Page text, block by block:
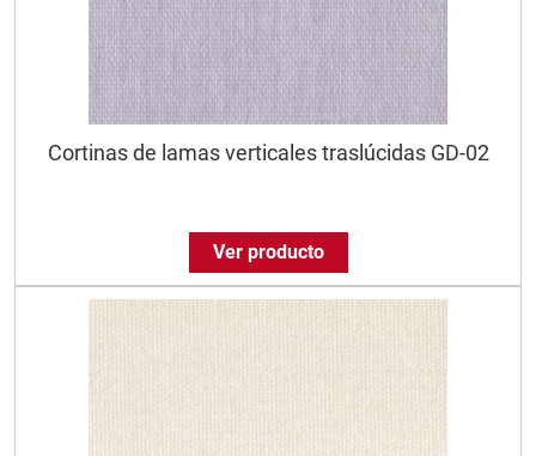
Cortinas de lamas verticales traslúcidas GD-02
Ver producto